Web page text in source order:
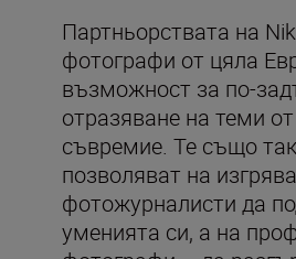
Партньорствата на
фотографи от цяла
възможност за по-
отразяване на теми
съвремие. Те също
позволяват на
фотожурналисти да
уменията си, а на